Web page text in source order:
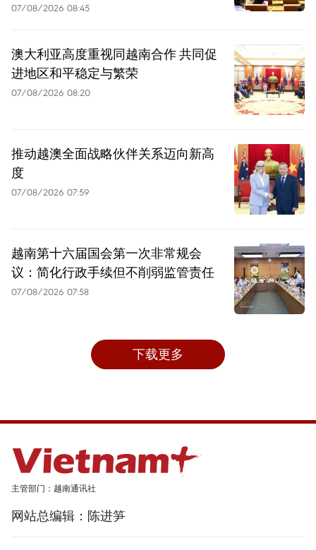
07/08/2026 08:45
澳大利亚高度重视同越南合作 共同促
进地区和平稳定与繁荣
07/08/2026 08:20
推动越澳全面战略伙伴关系迈向新高
度
07/08/2026 07:59
越南第十六届国会第一次非常规会
议：简化行政手续但不削弱监管责任
07/08/2026 07:58
下载更多
主管部门：越南通讯社
网站总编辑：陈进笋